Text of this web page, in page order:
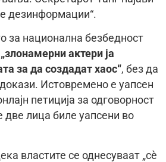
дезинформации“.
за национална безбедност
„злонамерни актери ја
за да создадат хаос“, без да
Истовремено е уапсен
петиција за одговорност
две лица биле уапсени во
властите се однесуваат „сè